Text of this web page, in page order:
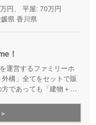
円、 平屋: 70万円
県 香川県
！
運営するファミリーホ
構」全てをセットで販
であっても「建物＋外
が明確です。予算オー
を進められるのがPure